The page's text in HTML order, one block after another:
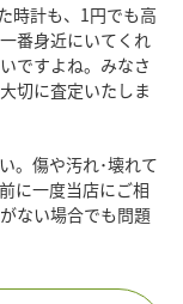
時計も、1円でも高
番身近にいてくれ
ですよね。みなさ
切に査定いたしま
。傷や汚れ･壊れて
に一度当店にご相
ない場合でも問題